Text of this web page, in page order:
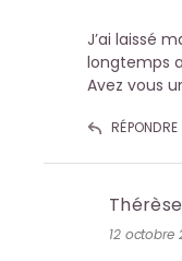
J’ai laissé
longtemps
Avez vous
RÉPONDRE
Thérèse
12 octobre